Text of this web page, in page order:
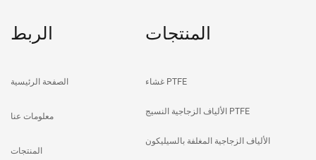
الربط
الصفحة الرئيسية
معلومات عنا
المنتجات
المنتجات
غشاء PTFE
الألياف الزجاجية النسيج PTFE
الألياف الزجاجية المغلفة بالسيليكون